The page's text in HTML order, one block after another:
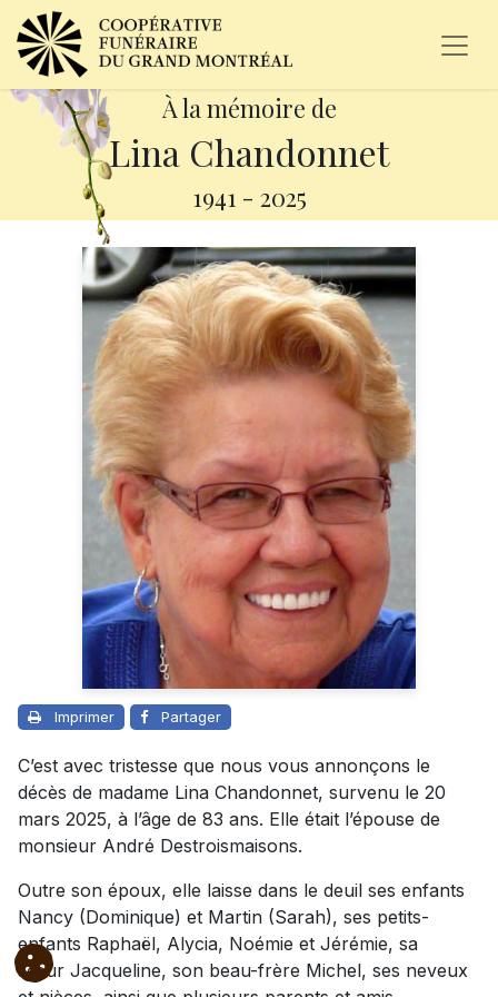
À la mémoire de
Lina Chandonnet
1941 - 2025
Imprimer Partager
C’est avec tristesse que nous vous annonçons le
décès de madame Lina Chandonnet, survenu le 20
mars 2025, à l’âge de 83 ans. Elle était l’épouse de
monsieur André Destroismaisons.
Outre son époux, elle laisse dans le deuil ses enfants
Nancy (Dominique) et Martin (Sarah), ses petits-
enfants Raphaël, Alycia, Noémie et Jérémie, sa
sœur Jacqueline, son beau-frère Michel, ses neveux